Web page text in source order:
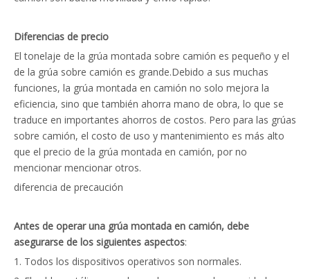
Diferencias de precio
El tonelaje de la grúa montada sobre camión es pequeño y el
de la grúa sobre camión es grande.Debido a sus muchas
funciones, la grúa montada en camión no solo mejora la
eficiencia, sino que también ahorra mano de obra, lo que se
traduce en importantes ahorros de costos. Pero para las grúas
sobre camión, el costo de uso y mantenimiento es más alto
que el precio de la grúa montada en camión, por no
mencionar mencionar otros.
diferencia de precaución
Antes de operar una grúa montada en camión, debe
asegurarse de los siguientes aspectos:
1. Todos los dispositivos operativos son normales.